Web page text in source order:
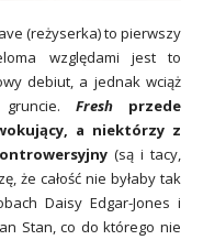
(reżyserka) to pierwszy
względami jest to
debiut, a jednak wciąż
Fresh przede
a niektórzy z
(są i tacy,
że całość nie byłaby tak
Daisy Edgar-Jones i
Stan, co do którego nie